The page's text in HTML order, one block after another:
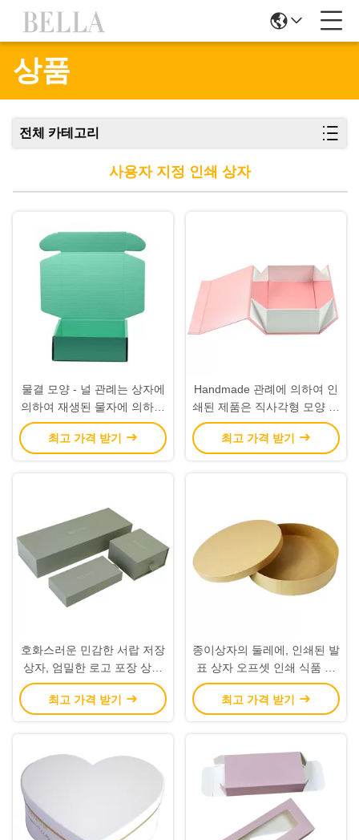
상품
전체 카테고리
사용자 지정 인쇄 상자
물결 모양 - 널 관례는 상자에
의하여 재생된 물자에 의하여
주문을 받아서 만들어진 색깔
을 인쇄했습니다
최고 가격 받기
Handmade 관례에 의하여 인
쇄된 제품은 직사각형 모양 크
기 330 * 330 * 195mm를 상
자에 넣습니다
최고 가격 받기
호화스러운 민감한 서랍 저장
상자, 엄밀한 로고 포장 상자
열심히
최고 가격 받기
종이상자의 둘레에, 인쇄된 발
표 상자 오프셋 인쇄 식품 포
장
최고 가격 받기